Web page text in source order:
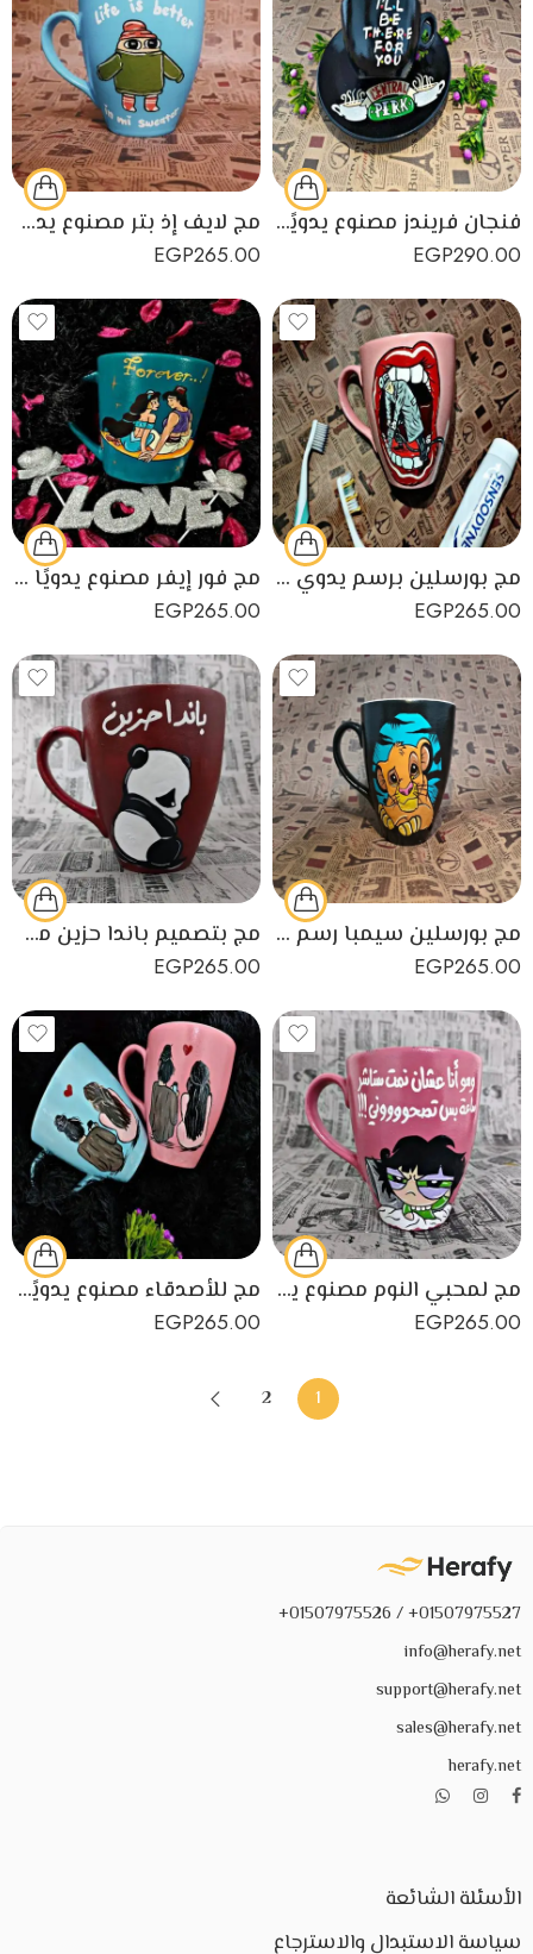
فنجان فريندز مصنوع يدويًا من البورسلين لمحبي مسلسل فريندز
EGP290.00
مج لايف إذ بتر مصنوع يدويًا من البورسلين
EGP265.00
مج بورسلين برسم يدوي للعناية بالأسنان
EGP265.00
مج فور إيفر مصنوع يدويًا من البورسلين
EGP265.00
مج بورسلين سيمبا رسم يدوي مناسب كهدية لطفلك
EGP265.00
مج بتصميم باندا حزين مصنوع يدويًا من البورسلين
EGP265.00
مج لمحبي النوم مصنوع يدويًا من البورسلين
EGP265.00
مج للأصدقاء مصنوع يدويًا من البورسلين
EGP265.00
1
2
01507975527+ / 01507975526+
info@herafy.net
support@herafy.net
sales@herafy.net
herafy.net
الأسئلة الشائعة
سياسة الاستبدال والاسترجاع